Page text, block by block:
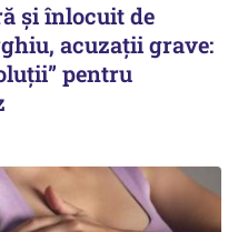
și înlocuit de
acuzații grave:
pentru